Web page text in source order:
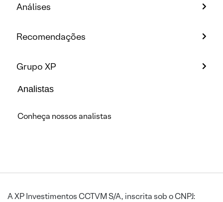
Análises
Recomendações
Grupo XP
Analistas
Conheça nossos analistas
A XP Investimentos CCTVM S/A, inscrita sob o CNPJ: